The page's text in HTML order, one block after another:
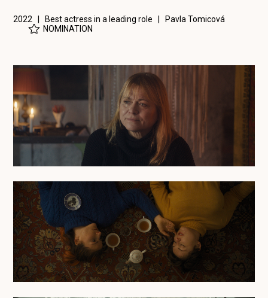
2022 | Best actress in a leading role | Pavla Tomicová
NOMINATION